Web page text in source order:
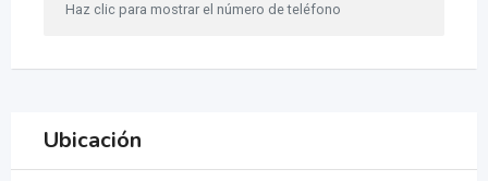
Haz clic para mostrar el número de teléfono
Ubicación